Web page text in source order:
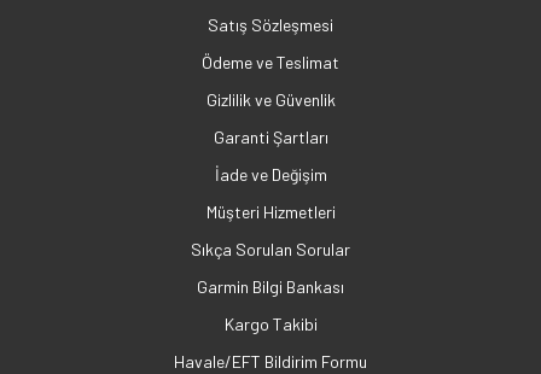
Satış Sözleşmesi
Ödeme ve Teslimat
Gizlilik ve Güvenlik
Garanti Şartları
İade ve Değişim
Müşteri Hizmetleri
Sıkça Sorulan Sorular
Garmin Bilgi Bankası
Kargo Takibi
Havale/EFT Bildirim Formu